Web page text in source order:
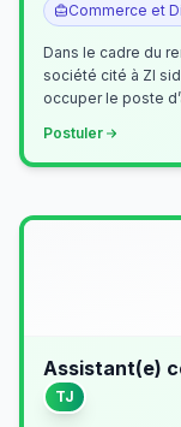
Commerce et
Dans le cadre du
société cité à ZI sidi rezig
occuper le poste
Postuler
Assistant(e)
TJ